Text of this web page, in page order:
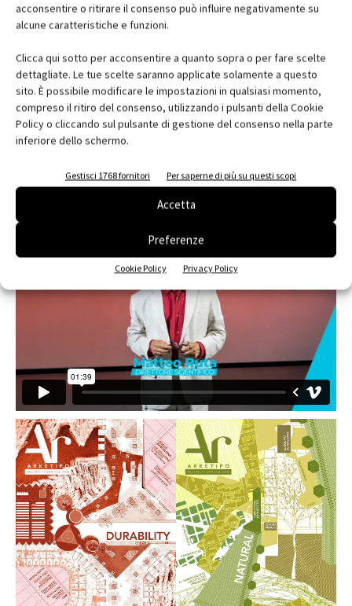
acconsentire o ritirare il consenso può influire negativamente su
alcune caratteristiche e funzioni.
Clicca qui sotto per acconsentire a quanto sopra o per fare scelte
dettagliate. Le tue scelte saranno applicate solamente a questo
sito. È possibile modificare le impostazioni in qualsiasi momento,
compreso il ritiro del consenso, utilizzando i pulsanti della Cookie
Policy o cliccando sul pulsante di gestione del consenso nella parte
inferiore dello schermo.
Gestisci 1768 fornitori Per saperne di più su questi scopi
Accetta
Preferenze
Cookie Policy Privacy Policy
Ingenius di Alpac: ventilazione meccanica
controllata
Chiara Scalco